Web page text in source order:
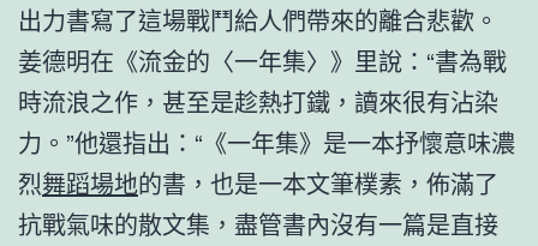
出力書寫了這場戰鬥給人們帶來的離合悲歡。
姜德明在《流金的〈一年集〉》里說：“書為戰
時流浪之作，甚至是趁熱打鐵，讀來很有沾染
力。”他還指出：“《一年集》是一本抒懷意味濃
烈舞蹈場地的書，也是一本文筆樸素，佈滿了
抗戰氣味的散文集，盡管書內沒有一篇是直接